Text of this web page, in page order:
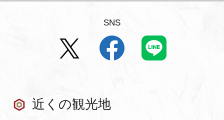
SNS
近くの観光地